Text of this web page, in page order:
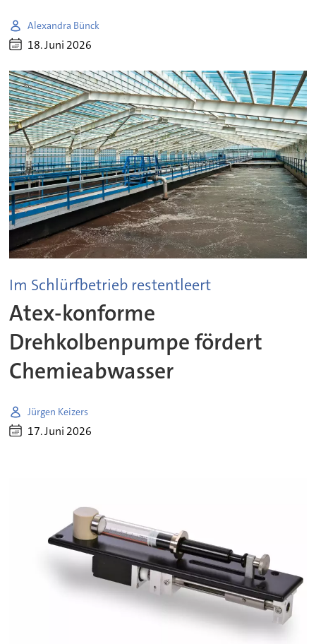
Alexandra Bünck
18. Juni 2026
Im Schlürfbetrieb restentleert
Atex-konforme
Drehkolbenpumpe fördert
Chemieabwasser
Jürgen Keizers
17. Juni 2026